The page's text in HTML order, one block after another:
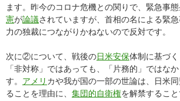
ます。昨今のコロナ危機との関りで、緊急事
憲が論議されていますが、首相の名による緊
力の独裁につながりかねないので反対です。
次に②について、戦後の日米安保体制に基づく
「非対称」ではあっても、「片務的」ではな
す。 アメリ カや我が国の一部の世論は、日米
ることを理由に、 集団的自衛権を解禁するこ